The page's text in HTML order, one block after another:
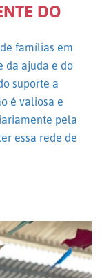
DO
famílias em
da ajuda e do
suporte a
é valiosa e
pela
essa rede de